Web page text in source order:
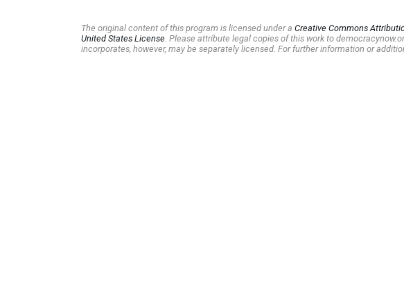
The original content of this program is licensed under a Creative Commons
United States License . Please attribute legal copies of this work to
incorporates, however, may be separately licensed. For further information or